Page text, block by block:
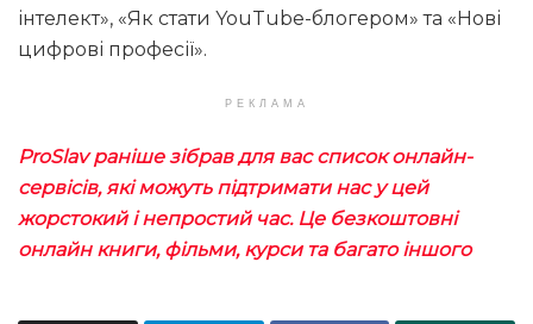
інтелект», «Як стати YouTube-блогером» та «Нові
цифрові професії».
РЕКЛАМА
ProSlav раніше зібрав для вас список онлайн-
сервісів, які можуть підтримати нас у цей
жорстокий і непростий час. Це безкоштовні
онлайн книги, фільми, курси та багато іншого